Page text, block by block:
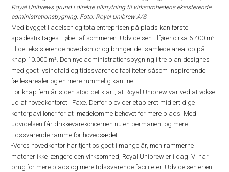
Royal Unibrews grund i direkte tilknytning til virksomhedens eksisterende
administrationsbygning. Foto: Royal Unibrew A/S.
Med byggetilladelsen og totalentreprisen på plads kan første
spadestik tages i løbet af sommeren. Udvidelsen tilfører cirka 6.400 m²
til det eksisterende hovedkontor og bringer det samlede areal op på
knap 10.000 m². Den nye administrationsbygning i tre plan designes
med godt lysindfald og tidssvarende faciliteter såsom inspirerende
fællesarealer og en mere rummelig kantine.
For knap fem år siden stod det klart, at Royal Unibrew var ved at vokse
ud af hovedkontoret i Faxe. Derfor blev der etableret midlertidige
kontorpavilloner for at imødekomme behovet for mere plads. Med
udvidelsen får drikkevarekoncernen nu en permanent og mere
tidssvarende ramme for hovedsædet.
-Vores hovedkontor har tjent os godt i mange år, men rammerne
matcher ikke længere den virksomhed, Royal Unibrew er i dag. Vi har
brug for mere plads og mere tidssvarende faciliteter. Udvidelsen er en